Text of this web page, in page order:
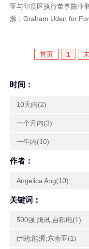
亚与印度区执行董事陈业
源：Graham Uden for
热议的AI模型后，开发者
首页
1
时间：
10天内(2)
一个月内(3)
一年内(10)
作者：
Angelica Ang(10)
关键词：
500强;腾讯;台积电(1)
伊朗;能源;东南亚(1)